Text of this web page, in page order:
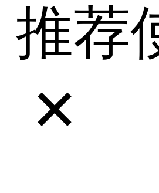
推荐
✕